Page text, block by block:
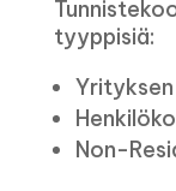
tyyppisiä:
Non-